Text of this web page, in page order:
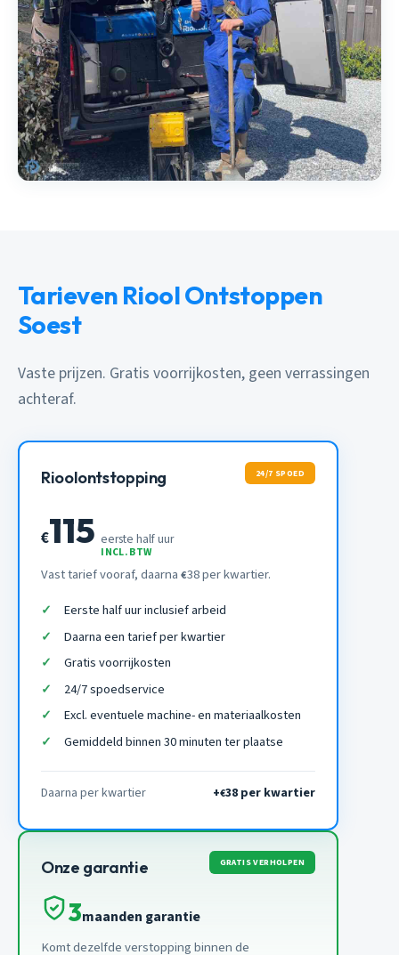
Tarieven Riool Ontstoppen
Soest
Vaste prijzen. Gratis voorrijkosten, geen verrassingen
achteraf.
Rioolontstopping 24/7 SPOED
€115 eerste half uur
INCL. BTW
Vast tarief vooraf, daarna €38 per kwartier.
Eerste half uur inclusief arbeid
Daarna een tarief per kwartier
Gratis voorrijkosten
24/7 spoedservice
Excl. eventuele machine- en materiaalkosten
Gemiddeld binnen 30 minuten ter plaatse
Daarna per kwartier +€38 per kwartier
Onze garantie GRATIS VERHOLPEN
3maanden garantie
Komt dezelfde verstopping binnen de